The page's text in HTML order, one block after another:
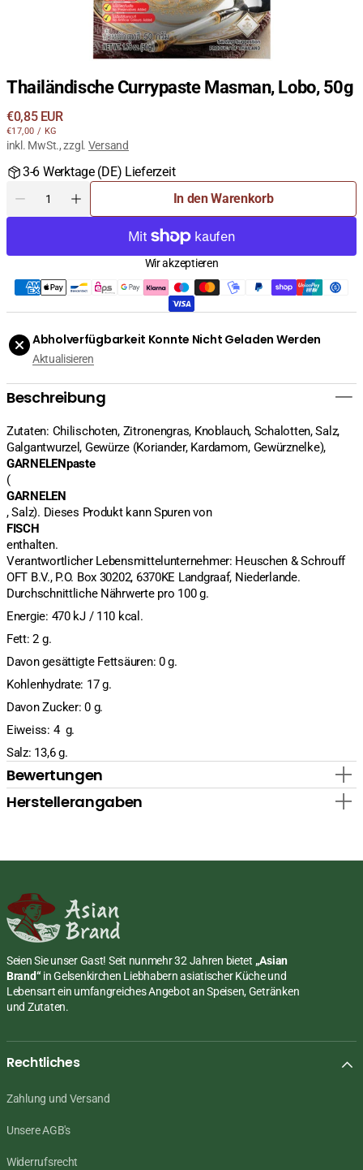
Thailändische Currypaste Masman, Lobo, 50g
Regulärer
Preis
€0,85 EUR
STÜCKPREIS
€17,00 / PRO
KG
inkl. MwSt., zzgl. Versand
3-6 Werktage (DE) Lieferzeit
Menge
für
Lobo,
50g
verringern
Menge
für
Thailändische
Lobo,
erhöhen
In den Warenkorb
Wir akzeptieren
Abholverfügbarkeit Konnte Nicht Geladen Werden
Aktualisieren
Beschreibung
Zutaten: Chilischoten, Zitronengras, Knoblauch, Schalotten, Salz,
Galgantwurzel, Gewürze (Koriander, Kardamom, Gewürznelke),
GARNELENpaste
(
GARNELEN
, Salz). Dieses Produkt kann Spuren von
FISCH
enthalten.
Verantwortlicher Lebensmittelunternehmer: Heuschen & Schrouff
OFT B.V., P.O. Box 30202, 6370KE Landgraaf, Niederlande.
Durchschnittliche Nährwerte pro 100 g.
Energie: 470 kJ / 110 kcal.
Fett: 2 g.
Davon gesättigte Fettsäuren: 0 g.
Kohlenhydrate: 17 g.
Davon Zucker: 0 g.
Eiweiss: 4 g.
Salz: 13,6 g.
Bewertungen
Herstellerangaben
Seien Sie unser Gast! Seit nunmehr 32 Jahren bietet „Asian
Brand“ in Gelsenkirchen Liebhabern asiatischer Küche und
Lebensart ein umfangreiches Angebot an Speisen, Getränken
und Zutaten.
Rechtliches
Zahlung und Versand
Unsere AGB's
Widerrufsrecht